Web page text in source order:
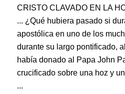
CRISTO CLAVADO EN LA
... ¿Qué hubiera pasado si
apostólica en uno de los
durante su largo pontificado,
había donado al Papa John
crucificado sobre una hoz
...